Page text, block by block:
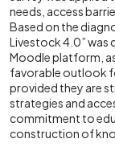
needs, access
Based on the
Livestock 4.0” was
Moodle platform,
favorable outlook
provided they are
strategies and
commitment to
construction of